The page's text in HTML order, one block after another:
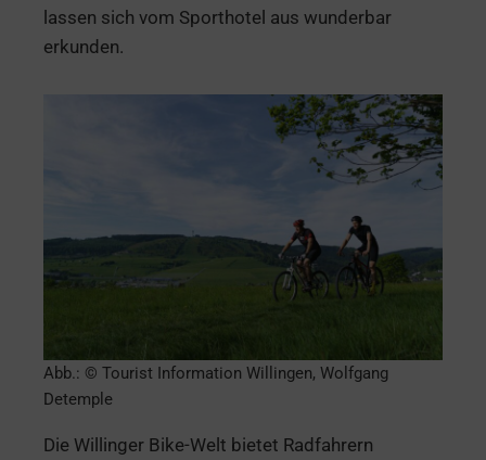
lassen sich vom Sporthotel aus wunderbar
erkunden.
Abb.: © Tourist Information Willingen, Wolfgang
Detemple
Die Willinger Bike-Welt bietet Radfahrern